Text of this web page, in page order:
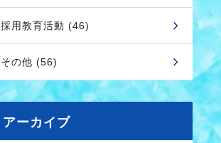
採用教育活動 (46)
その他 (56)
アーカイブ